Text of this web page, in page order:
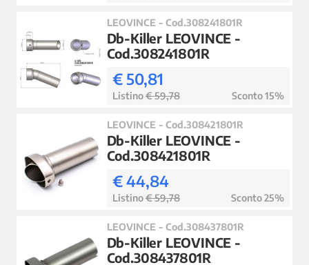
LEOVINCE - Cod.308241801R
Db-Killer LEOVINCE -
Cod.308241801R
€ 50,81
Listino€ 59,78 Sconto 15%
LEOVINCE - Cod.308421801R
Db-Killer LEOVINCE -
Cod.308421801R
€ 44,84
Listino€ 59,78 Sconto 25%
LEOVINCE - Cod.308437801R
Db-Killer LEOVINCE -
Cod.308437801R